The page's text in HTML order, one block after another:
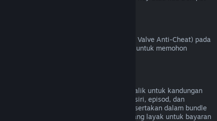
Jika anda telah dilarang oleh VAC (sistem Valve Anti-Cheat) pada
sesuatu permainan, anda kehilangan hak untuk memohon
Kami tidak dapat menawarkan bayaran balik untuk kandungan
video di Steam (cth. filem, video pendek, siri, episod, dan
tutorial), melainkan jika video tersebut disertakan dalam bundle
bersama kandungan lain (bukan video) yang layak untuk bayaran